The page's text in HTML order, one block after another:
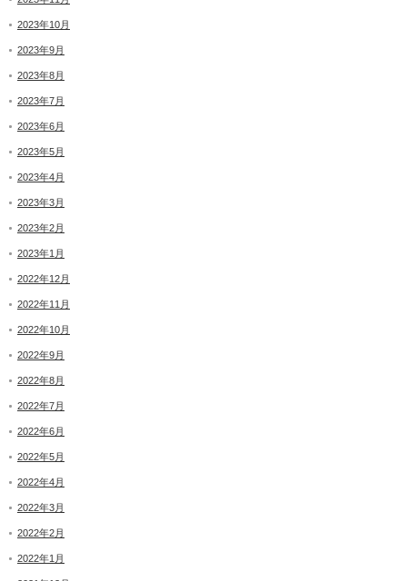
2023年10月
2023年9月
2023年8月
2023年7月
2023年6月
2023年5月
2023年4月
2023年3月
2023年2月
2023年1月
2022年12月
2022年11月
2022年10月
2022年9月
2022年8月
2022年7月
2022年6月
2022年5月
2022年4月
2022年3月
2022年2月
2022年1月